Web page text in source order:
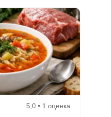
5,0 • 1 оценка